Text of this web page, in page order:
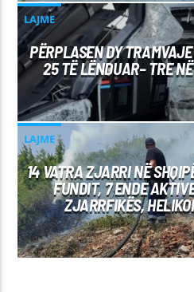
LAJME
PËRPLASEN DY
25 TË LËNDUAR– TRE
LAJME
14 VATRA ZJARRI NË
FUNDIT, 7 ENDE
ZJARRFIKËS,